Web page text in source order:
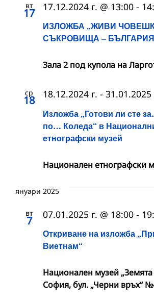
вт
17
ИЗЛОЖБА „ЖИВИ
СЪКРОВИЩА –
17.12.2024 г. @ 13:00 -
Зала 2 под купола на
ср
18
Изложба „Готови ли сте
по… Коледа“ в
етнографски музей
18.12.2024 г. - 31.01.2025
Национален етнографски
януари 2025
вт
7
Откриване на изложба
Виетнам“
07.01.2025 г. @ 18:00 -
Национален музей „Земята
София, бул. „Черни връх“